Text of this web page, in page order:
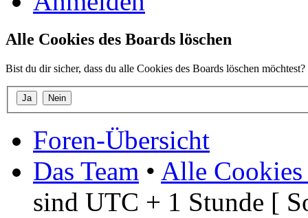
Alle Cookies des Boards löschen
Bist du dir sicher, dass du alle Cookies des Boards löschen möchtest?
Foren-Übersicht
Das Team • Alle Cookies
sind UTC + 1 Stunde [